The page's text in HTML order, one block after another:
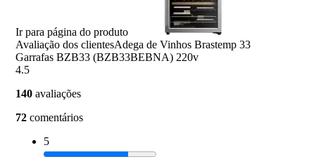
Ir para página do produto
Avaliação dos clientesAdega de Vinhos Brastemp 33
Garrafas BZB33 (BZB33BEBNA) 220v
4.5
140 avaliações
72 comentários
5